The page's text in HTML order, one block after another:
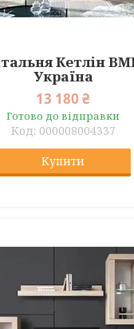
Кетлін
Україна
13 180 ₴
Готово до відправки
000008004337
Купити